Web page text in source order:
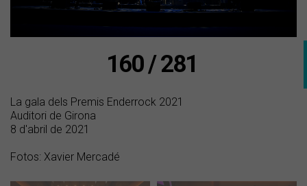
160 / 281
La gala dels Premis Enderrock 2021
Auditori de Girona
8 d'abril de 2021
Fotos: Xavier Mercadé